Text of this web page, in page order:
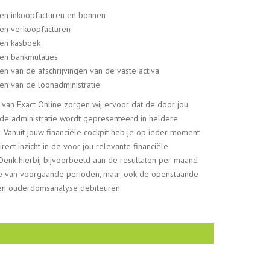
inkoopfacturen en bonnen
verkoopfacturen
kasboek
bankmutaties
van de afschrijvingen van de vaste activa
van de loonadministratie
Exact Online zorgen wij ervoor dat de door jou
administratie wordt gepresenteerd in heldere
Vanuit jouw financiële cockpit heb je op ieder moment
inzicht in de voor jou relevante financiële
hierbij bijvoorbeeld aan de resultaten per maand
van voorgaande perioden, maar ook de openstaande
ouderdomsanalyse debiteuren.